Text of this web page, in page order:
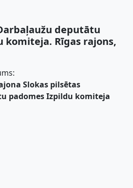
deputātu
komiteja. Rīgas rajons,
Slokas pilsētas
padomes Izpildu komiteja